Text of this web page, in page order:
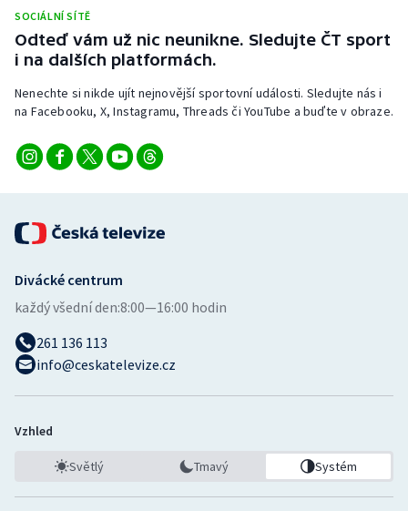
SOCIÁLNÍ SÍTĚ
Odteď vám už nic neunikne. Sledujte ČT sport
i na dalších platformách.
Nenechte si nikde ujít nejnovější sportovní události. Sledujte nás i
na Facebooku, X, Instagramu, Threads či YouTube a buďte v obraze.
Divácké centrum
každý všední den:8:00—16:00 hodin
261 136 113
info@ceskatelevize.cz
Vzhled
Světlý Tmavý Systém